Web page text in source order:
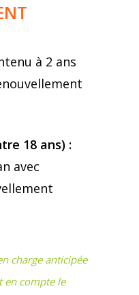
à 2 ans
18 ans) :
avec
charge anticipée
en compte le